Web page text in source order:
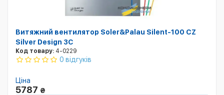
Витяжний вентилятор Soler&Palau Silent-100 CZ
Silver Design 3С
Код товару: 4-0229
0 відгуків
Ціна
5787 ₴